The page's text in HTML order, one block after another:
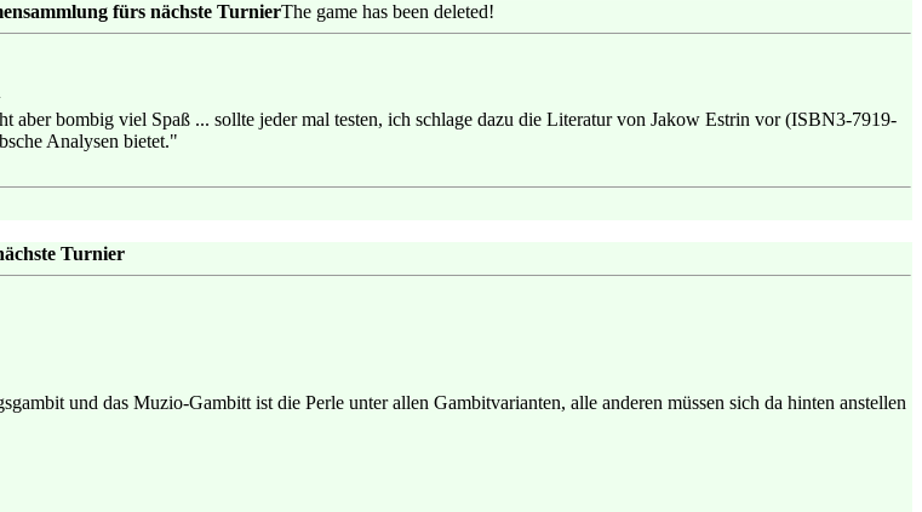
fürs nächste TurnierThe game has been deleted!
aber bombig viel Spaß ... sollte jeder mal testen, ich schlage dazu die Literatur von Jakow Estrin vor (ISBN3-7919-
Analysen bietet."
Turnier
und das Muzio-Gambitt ist die Perle unter allen Gambitvarianten, alle anderen müssen sich da hinten anstellen